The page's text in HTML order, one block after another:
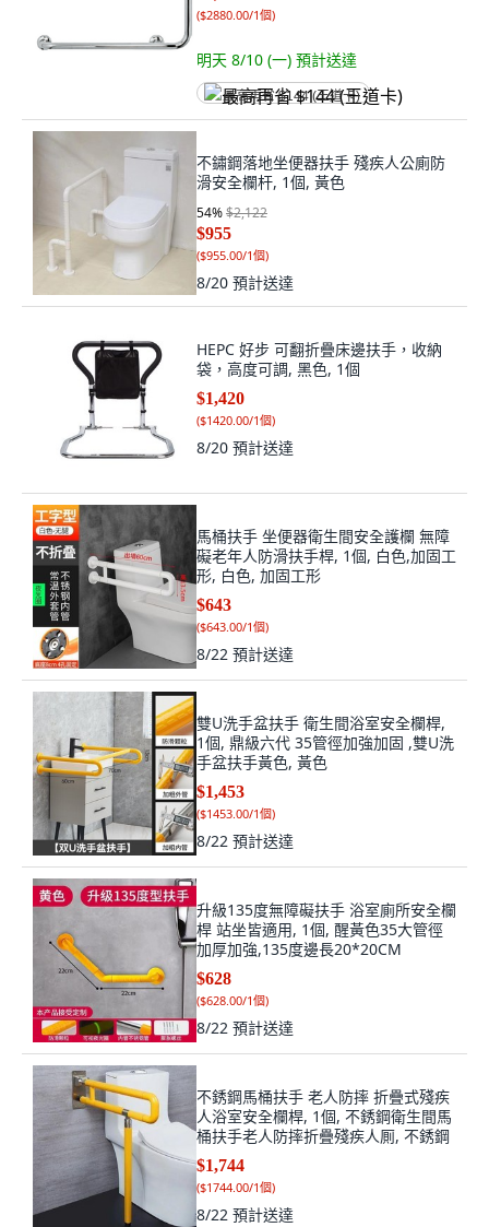
($2880.00/1個)
明天 8/10 (一) 預計送達
最高再省 $144 (王道卡)
不鏽鋼落地坐便器扶手 殘疾人公廁防
滑安全欄杆, 1個, 黃色
54%$2,122
$955
($955.00/1個)
8/20 預計送達
HEPC 好步 可翻折疊床邊扶手，收納
袋，高度可調, 黑色, 1個
$1,420
($1420.00/1個)
8/20 預計送達
馬桶扶手 坐便器衛生間安全護欄 無障
礙老年人防滑扶手桿, 1個, 白色,加固工
形, 白色, 加固工形
$643
($643.00/1個)
8/22 預計送達
雙U洗手盆扶手 衛生間浴室安全欄桿,
1個, 鼎級六代 35管徑加強加固 ,雙U洗
手盆扶手黃色, 黃色
$1,453
($1453.00/1個)
8/22 預計送達
升級135度無障礙扶手 浴室廁所安全欄
桿 站坐皆適用, 1個, 醒黃色35大管徑
加厚加強,135度邊長20*20CM
$628
($628.00/1個)
8/22 預計送達
不銹鋼馬桶扶手 老人防摔 折疊式殘疾
人浴室安全欄桿, 1個, 不銹鋼衛生間馬
桶扶手老人防摔折疊殘疾人厠, 不銹鋼
$1,744
($1744.00/1個)
8/22 預計送達